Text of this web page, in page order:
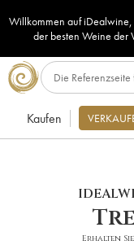
Willkommen auf iDealwine,
der besten Weine der
Kaufen
Erhalten